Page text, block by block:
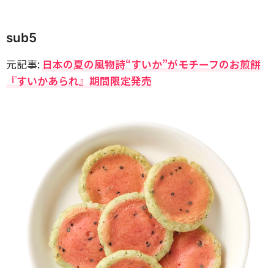
sub5
元記事: 日本の夏の風物詩“すいか”がモチーフのお煎餅
『すいかあられ』期間限定発売